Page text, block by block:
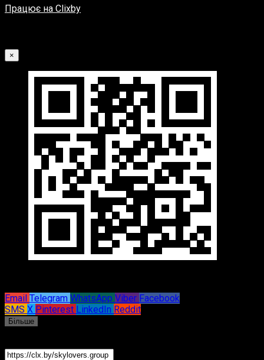
Працює на Clixby
×
Email Telegram WhatsApp Viber Facebook
SMS X Pinterest LinkedIn Reddit
Більше